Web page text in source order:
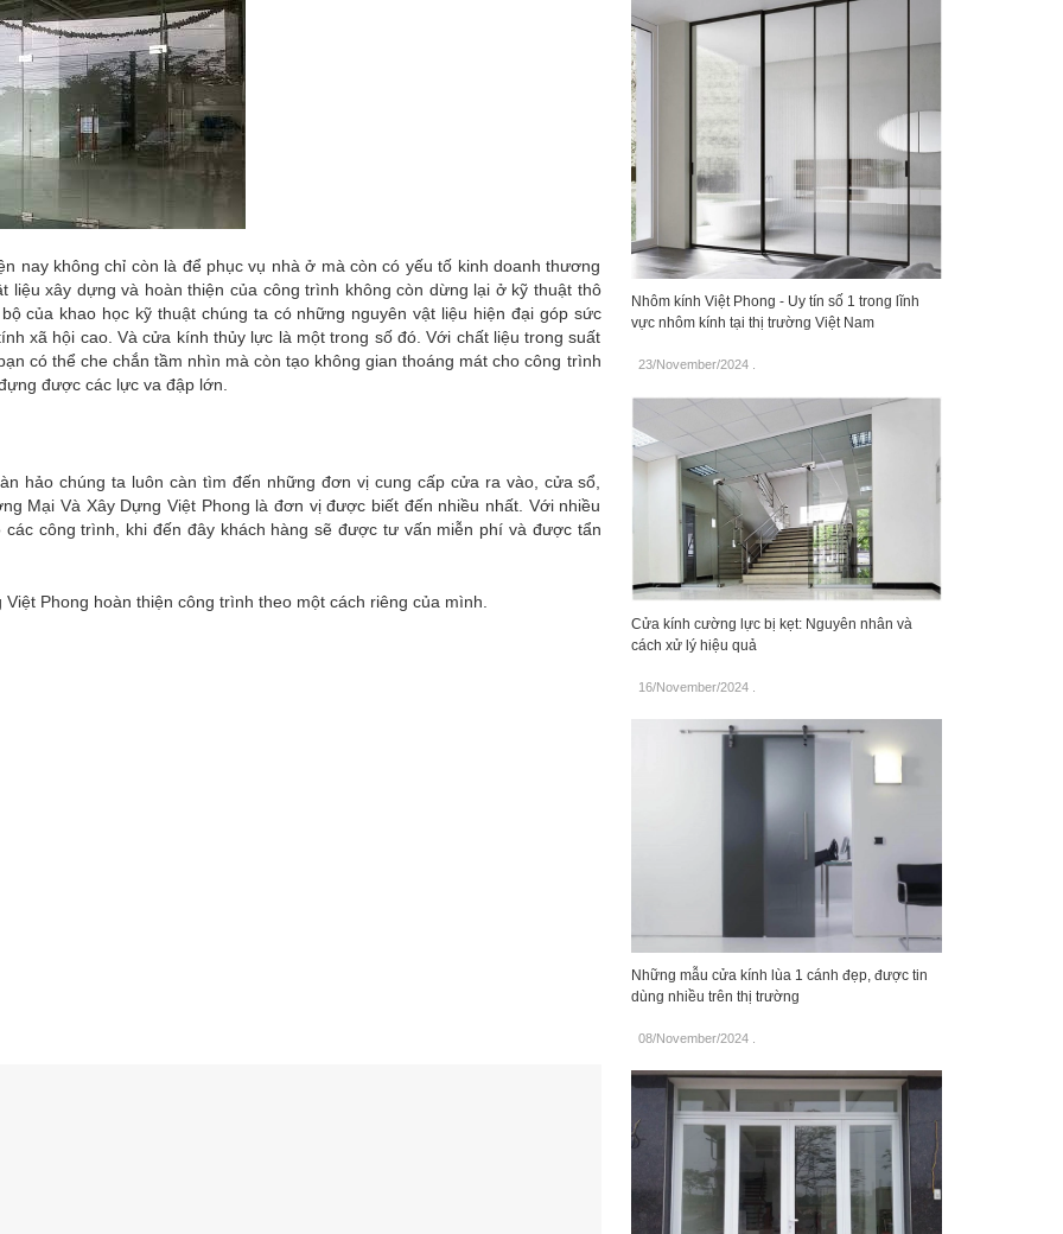
nay không chỉ còn là để phục vụ nhà ở mà còn có yếu tố kinh doanh thương
liệu xây dựng và hoàn thiện của công trình không còn dừng lại ở kỹ thuật thô
của khao học kỹ thuật chúng ta có những nguyên vật liệu hiện đại góp sức
xã hội cao. Và cửa kính thủy lực là một trong số đó. Với chất liệu trong suất
có thể che chắn tầm nhìn mà còn tạo không gian thoáng mát cho công trình
được các lực va đập lớn.
hảo chúng ta luôn càn tìm đến những đơn vị cung cấp cửa ra vào, cửa sổ,
Mại Và Xây Dựng Việt Phong là đơn vị được biết đến nhiều nhất. Với nhiều
công trình, khi đến đây khách hàng sẽ được tư vấn miễn phí và được tẩn
Phong hoàn thiện công trình theo một cách riêng của mình.
Nhôm kính Việt Phong - Uy tín số 1 trong lĩnh
vực nhôm kính tại thị trường Việt Nam
23/November/2024.
Cửa kính cường lực bị kẹt: Nguyên nhân và
cách xử lý hiệu quả
16/November/2024.
Những mẫu cửa kính lùa 1 cánh đẹp, được tin
dùng nhiều trên thị trường
08/November/2024.